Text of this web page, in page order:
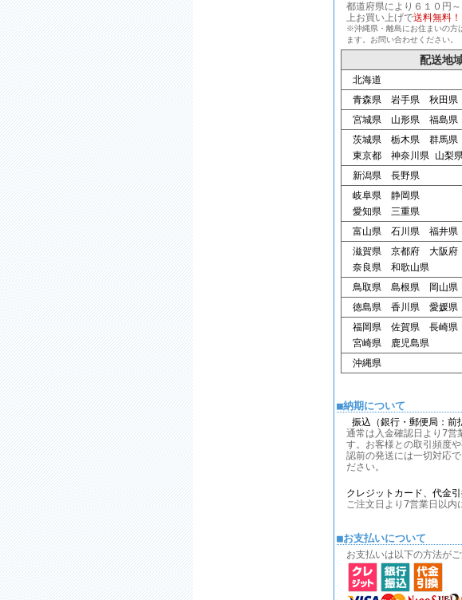
都道府県により６１０円
上お買い上げで送料無料！
※沖縄県・離島にお住まいの方
ます。お問い合わせください。
配送地
北海道
青森県 岩手県 秋田県
宮城県 山形県 福島県
茨城県 栃木県 群馬
東京都 神奈川県 山梨
新潟県 長野県
岐阜県 静岡県
愛知県 三重県
富山県 石川県 福井県
滋賀県 京都府 大阪府
奈良県 和歌山県
鳥取県 島根県 岡山
徳島県 香川県 愛媛県
福岡県 佐賀県 長崎
宮崎県 鹿児島県
沖縄県
■納期について
振込（銀行・郵便局：前
通常は入金確認日より7営
す。お客様との取引頻度
認前の発送には一切対応
ださい。
クレジットカード、代金引
ご注文日より7営業日以内
■お支払いについて
お支払いは以下の方法がご